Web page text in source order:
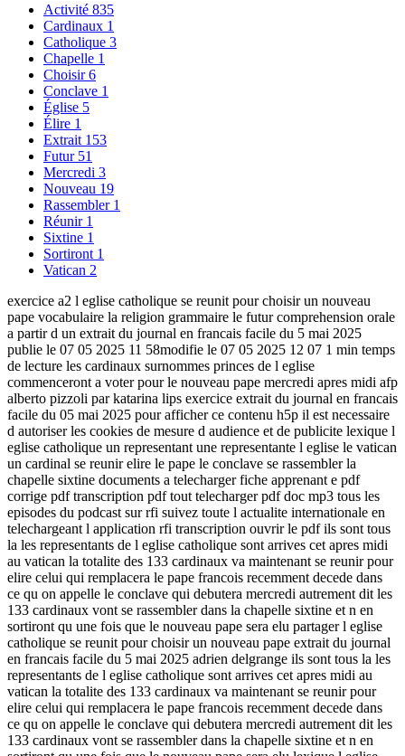
Activité 835
Cardinaux 1
Catholique 3
Chapelle 1
Choisir6
Conclave 1
Église 5
Élire 1
Extrait 153
Futur 51
Mercredi 3
Nouveau 19
Rassembler 1
Réunir 1
Sixtine 1
Sortiront 1
Vatican 2
exercice a2 l eglise catholique se reunit pour choisir un nouveau
pape vocabulaire la religion grammaire le futur comprehension orale
a partir d un extrait du journal en francais facile du 5 mai 2025
publie le 07 05 2025 11 58modifie le 07 05 2025 12 07 1 min temps
de lecture les cardinaux surnommes princes de l eglise
commenceront a voter pour le nouveau pape mercredi apres midi afp
alberto pizzoli par katarina lips exercice extrait du journal en francais
facile du 05 mai 2025 pour afficher ce contenu h5p il est necessaire
d autoriser les cookies de mesure d audience et de publicite lexique l
eglise catholique un representant une representante l eglise le vatican
un cardinal se reunir elire le pape le conclave se rassembler la
chapelle sixtine documents a telecharger fiche apprenant e pdf
corrige pdf transcription pdf tout telecharger pdf doc mp3 tous les
episodes du podcast sur rfi suivez toute l actualite internationale en
telechargeant l application rfi transcription ouvrir le pdf ils sont tous
la les representants de l eglise catholique sont arrives cet apres midi
au vatican la totalite des 133 cardinaux va maintenant se reunir pour
elire celui qui remplacera le pape francois recemment decede dans
ce qu on appelle le conclave qui debutera mercredi autrement dit les
133 cardinaux vont se rassembler dans la chapelle sixtine et n en
sortiront qu une fois que le nouveau pape sera elu partager l eglise
catholique se reunit pour choisir un nouveau pape extrait du journal
en francais facile du 5 mai 2025 adrien delgrange ils sont tous la les
representants de l eglise catholique sont arrives cet apres midi au
vatican la totalite des 133 cardinaux va maintenant se reunir pour
elire celui qui remplacera le pape francois recemment decede dans
ce qu on appelle le conclave qui debutera mercredi autrement dit les
133 cardinaux vont se rassembler dans la chapelle sixtine et n en